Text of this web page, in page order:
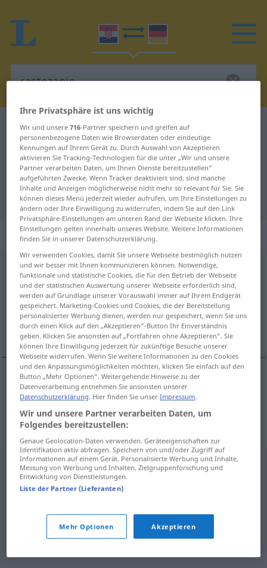
Kroatisch-Deutsch Wörterbuch rastezanje
Kroatisch-Deutsch Übersetzung für
"rastezanje"
"rastezanje" Deutsch Übersetzung
„rastezanje“
rastezanje
Übersicht aller Übersetzungen
(Für mehr Details die Übersetzung anklicken/antippen)
Aus-Dehnen, Strecken
(Aus-)Dehnenn rastezanje
Streckenn rastezanje
Ihre Privatsphäre ist uns wichtig
Wir und unsere716-Partner speichern und greifen auf
personenbezogene Daten wie Browserdaten oder eindeutige
Kennungen auf Ihrem Gerät zu. Durch Auswahl von Akzeptieren
aktivieren Sie Tracking-Technologien für die unter „Wir und unsere
Partner verarbeiten Daten, um Ihnen Dienste bereitzustellen“
aufgeführten Zwecke. Wenn Tracker deaktiviert sind, sind manche
Inhalte und Anzeigen möglicherweise nicht mehr so relevant für Sie. Sie
können dieses Menü jederzeit wieder aufrufen, um Ihre Einstellungen zu
ändern oder Ihre Einwilligung zu widerrufen, indem Sie auf den Link
Privatsphäre-Einstellungen am unteren Rand der Webseite klicken. Ihre
Einstellungen gelten innerhalb unseres Website. Weitere Informationen
finden Sie in unserer Datenschutzerklärung.
Wir verwenden Cookies, damit Sie unsere Webseite bestmöglich nutzen
und wir besser mit Ihnen kommunizieren können. Notwendige,
funktionale und statistische Cookies, die für den Betrieb der Webseite
und der statistischen Auswertung unserer Webseite erforderlich sind,
werden auf Grundlage unserer Vorauswahl immer auf Ihrem Endgerät
gespeichert. Marketing-Cookies und Cookies, die der Bereitstellung
personalisierter Werbung dienen, werden nur gespeichert, wenn Sie uns
durch einen Klick auf den „Akzeptieren“-Button Ihr Einverständnis
geben. Klicken Sie ansonsten auf „Fortfahren ohne Akzeptieren“. Sie
können Ihre Einwilligung jederzeit für zukünftige Besuche unserer
Webseite widerrufen. Wenn Sie weitere Informationen zu den Cookies
und den Anpassungsmöglichkeiten möchten, klicken Sie einfach auf den
Button „Mehr Optionen“. Weitergehende Hinweise zu der
Datenverarbeitung entnehmen Sie ansonsten unserer
Datenschutzerklärung. Hier finden Sie unserImpressum.
Wir und unsere Partner verarbeiten Daten, um
Folgendes bereitzustellen:
Genaue Geolocation-Daten verwenden. Geräteeigenschaften zur
Identifikation aktiv abfragen. Speichern von und/oder Zugriff auf
Informationen auf einem Gerät. Personalisierte Werbung und Inhalte,
Messung von Werbung und Inhalten, Zielgruppenforschung und
Entwicklung von Dienstleistungen.
Liste der Partner (Lieferanten)
Mehr Optionen Akzeptieren